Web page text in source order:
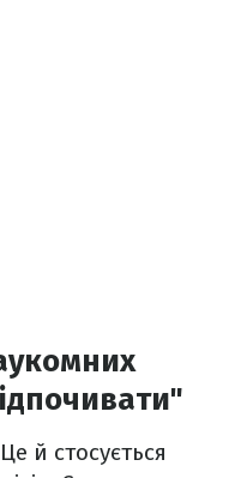
й стосується